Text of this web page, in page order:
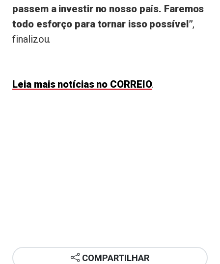
passem a investir no nosso país. Faremos
todo esforço para tornar isso possível”,
finalizou.
Leia mais notícias no CORREIO.
COMPARTILHAR